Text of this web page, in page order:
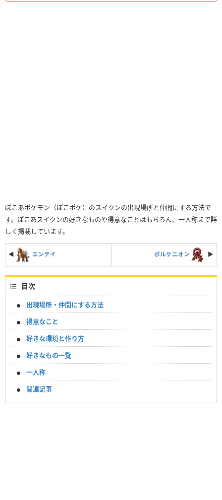
ぽこあポケモン（ぽこポケ）のスイクンの出現場所と仲間にする方法で
す。ぽこあスイクンの好きなものや得意なことはもちろん、一人称まで詳
しく掲載しています。
◀ エンテイ ボルケニオン ▶︎
目次
出現場所・仲間にする方法
得意なこと
好きな環境と作り方
好きなもの一覧
一人称
関連記事